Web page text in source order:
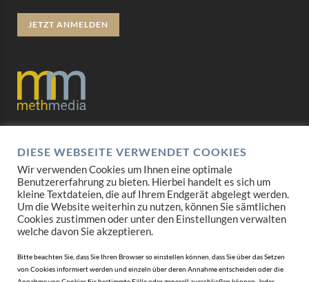
JETZT ANMELDEN
Impressum
AGB
Mediadaten
DIESE WEBSEITE VERWENDET COOKIES
Wir verwenden Cookies um Ihnen eine optimale
Benutzererfahrung zu bieten. Hierbei handelt es sich um
kleine Textdateien, die auf Ihrem Endgerät abgelegt werden.
Um die Website weiterhin zu nutzen, können Sie sämtlichen
Cookies zustimmen oder unter den Einstellungen verwalten
welche davon Sie akzeptieren.
Bitte beachten Sie, dass Sie Ihren Browser so einstellen können, dass Sie über das Setzen
von Cookies informiert werden und einzeln über deren Annahme entscheiden oder die